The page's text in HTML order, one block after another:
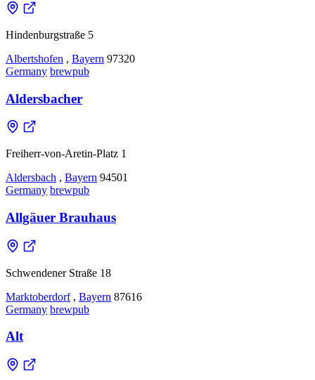
Hindenburgstraße 5
Albertshofen , Bayern 97320
Germany brewpub
Aldersbacher
Freiherr-von-Aretin-Platz 1
Aldersbach , Bayern 94501
Germany brewpub
Allgäuer Brauhaus
Schwendener Straße 18
Marktoberdorf , Bayern 87616
Germany brewpub
Alt